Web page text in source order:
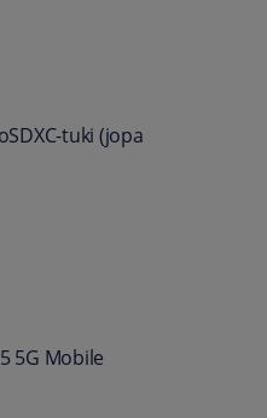
tuki (jopa
5G Mobile